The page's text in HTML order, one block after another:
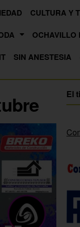
CULTURA Y
OCHAVILLO
SIN ANESTESIA
El